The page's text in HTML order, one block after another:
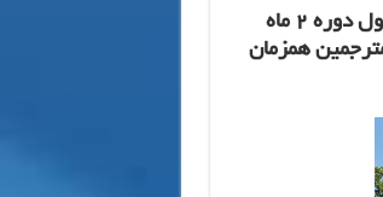
سطح زبان متقاضیان برای این دوره حداقل باید در سطح پیشرفته باشد، طول دوره 2 ماه
مترجمین همزمان